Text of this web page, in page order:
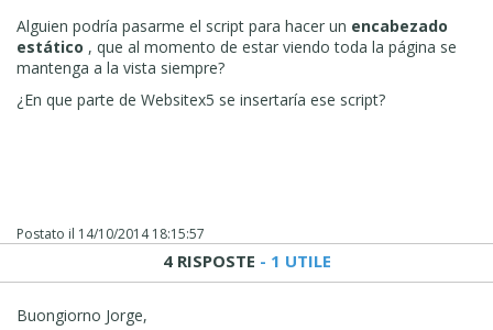
Alguien podría pasarme el script para hacer un encabezado
estático , que al momento de estar viendo toda la página se
mantenga a la vista siempre?
¿En que parte de Websitex5 se insertaría ese script?
Postato il 14/10/2014 18:15:57
4 RISPOSTE - 1 UTILE
Buongiorno Jorge,